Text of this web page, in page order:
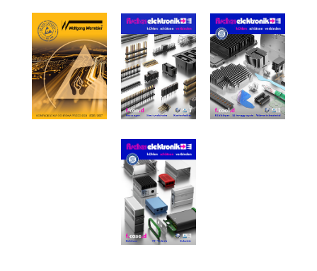
Marketing
Udostępniając
swoje
zainteresowania i
zachowania podczas
odwiedzania naszej
strony, zwiększasz
szansę na
zobaczenie
treści i ofert.